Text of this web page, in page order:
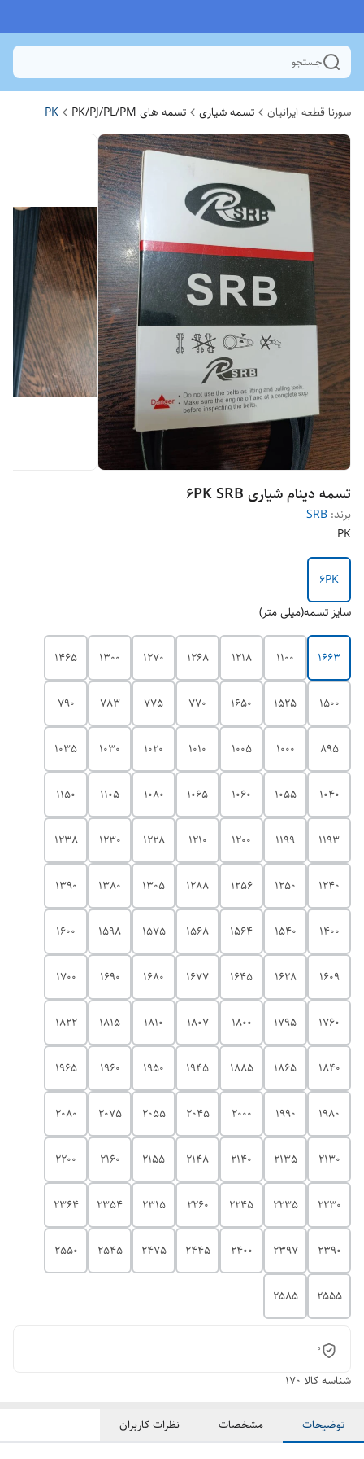
جستجو
سورنا قطعه ایرانیان تسمه شیاری تسمه های PK/PJ/PL/PM PK
تسمه دینام شیاری 6PK SRB
برند: SRB
PK
6PK
سایز تسمه(میلی متر)
1663
1100
1218
1268
1270
1300
1465
1500
1525
1650
770
775
783
790
895
1000
1005
1010
1020
1030
1035
1040
1055
1060
1065
1080
1105
1150
1193
1199
1200
1210
1228
1230
1238
1240
1250
1256
1288
1305
1380
1390
1400
1540
1564
1568
1575
1598
1600
1609
1628
1645
1677
1680
1690
1700
1760
1795
1800
1807
1810
1815
1822
1840
1865
1885
1945
1950
1960
1965
1980
1990
2000
2045
2055
2075
2080
2130
2135
2140
2148
2155
2160
2200
2230
2235
2245
2260
2315
2354
2364
2390
2397
2400
2445
2475
2545
2550
2555
2585
0
شناسه کالا 170
توضیحات مشخصات نظرات کاربران